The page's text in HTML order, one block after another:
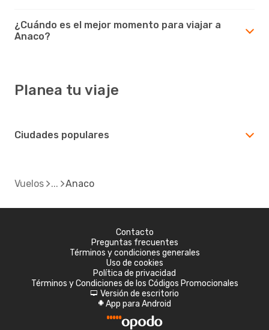
¿Cuándo es el mejor momento para viajar a
Anaco?
Planea tu viaje
Ciudades populares
Vuelos Anaco
Contacto
Preguntas frecuentes
Términos y condiciones generales
Uso de cookies
Política de privacidad
Términos y Condiciones de los Códigos Promocionales
d Versión de escritorio
A App para Android